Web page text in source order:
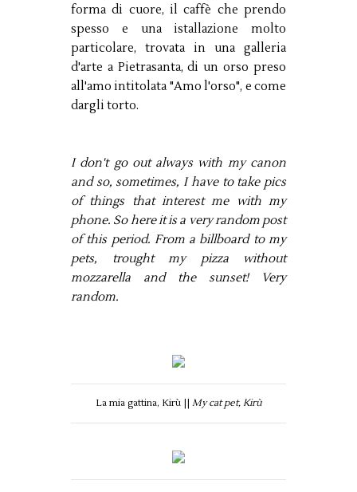
forma di cuore, il caffè che prendo
spesso e una istallazione molto
particolare, trovata in una galleria
d'arte a Pietrasanta, di un orso preso
all'amo intitolata "Amo l'orso", e come
dargli torto.
I don't go out always with my canon
and so, sometimes, I have to take pics
of things that interest me with my
phone. So here it is a very random post
of this period. From a billboard to my
pets, trought my pizza without
mozzarella and the sunset! Very
random.
La mia gattina, Kirù || My cat pet, Kirù